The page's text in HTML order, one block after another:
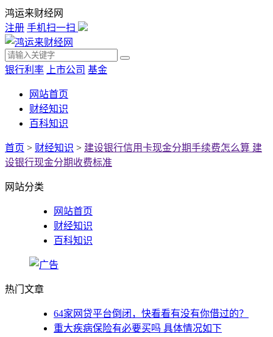
鸿运来财经网
注册 手机扫一扫
银行利率 上市公司 基金
网站首页
财经知识
百科知识
首页 > 财经知识 > 建设银行信用卡现金分期手续费怎么算 建
设银行现金分期收费标准
网站分类
网站首页
财经知识
百科知识
热门文章
64家网贷平台倒闭，快看看有没有你借过的？
重大疾病保险有必要买吗 具体情况如下